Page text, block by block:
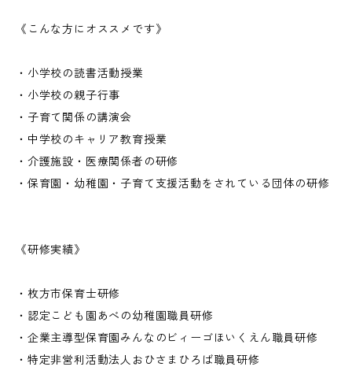
《こんな方にオススメです》
・小学校の読書活動授業
・小学校の親子行事
・子育て関係の講演会
・中学校のキャリア教育授業
・介護施設・医療関係者の研修
・保育園・幼稚園・子育て支援活動をされている団体の研修
《研修実績》
・枚方市保育士研修
・認定こども園あべの幼稚園職員研修
・企業主導型保育園みんなのビィーゴほいくえん職員研修
・特定非営利活動法人おひさまひろば職員研修